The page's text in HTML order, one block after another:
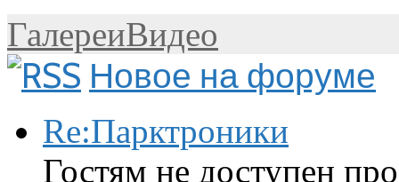
ГалереиВидео
Новое на форуме
Re:Парктроники
Гостям не доступен